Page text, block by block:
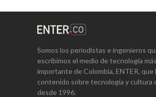
Somos los periodistas e ingenieros
escribimos el medio de tecnología más
importante de Colombia, ENTER, que
contenido sobre tecnología y cultura
desde 1996.